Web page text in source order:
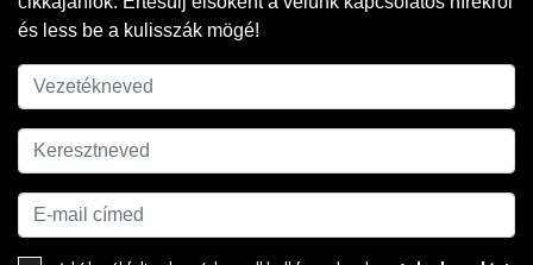
és less be a kulisszák mögé!